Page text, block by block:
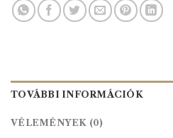
TOVÁBBI INFORMÁCIÓK
VÉLEMÉNYEK (0)